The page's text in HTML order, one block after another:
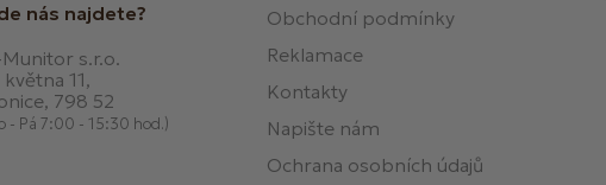
nás najdete?
Munitor s.r.o.
května 11,
798 52
- Pá 7:00 - 15:30 hod.)
Obchodní podmínky
Reklamace
Kontakty
Napište nám
Ochrana osobních údajů